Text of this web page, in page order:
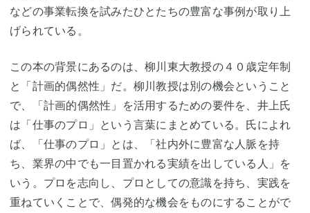
などの事業転換を試みたひとたちの豊富な事例が取り上
げられている。
この本の背景にあるのは、柳川東大教授の４０歳定年制
と「計画的偶然性」だ。柳川教授は別の機会ということ
で、「計画的偶然性」を活用するための要件を、井上氏
は「仕事のプロ」という言葉にまとめている。氏によれ
ば、「仕事のプロ」とは、「社内外に豊富な人脈を持
ち、業界の中でも一目置かれる実績を出している人」を
いう。プロを志向し、プロとしての意識を持ち、実践を
重ねていくことで、偶発的な機会をものにすることがで